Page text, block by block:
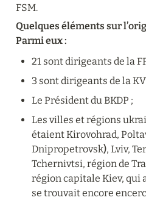
FSM.
Quelques éléments sur
Parmi eux :
21 sont dirigeants de la
3 sont dirigeants de la
Le Président du BKDP ;
Les villes et régions
étaient Kirovohrad,
Dnipropetrovsk), Lviv,
Tchernivtsi, région de
région capitale Kiev, qui
se trouvait encore